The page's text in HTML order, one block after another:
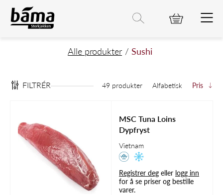
Sushi
Hovedinnhold
Hovedmeny
Alle produkter Sushi
FILTRÉR 49 produkter Alfabetisk Pris
MSC Tuna Loins
Dypfryst
Vietnam
Registrer deg eller logg inn
for å se priser og bestille
varer.